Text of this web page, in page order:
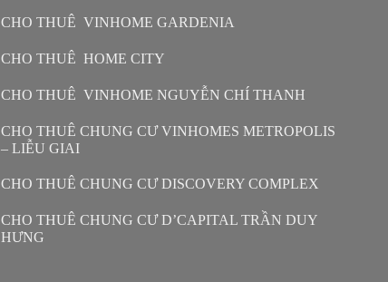
CHO THUÊ VINHOME GARDENIA
CHO THUÊ HOME CITY
CHO THUÊ VINHOME NGUYỄN CHÍ THANH
CHO THUÊ CHUNG CƯ VINHOMES METROPOLIS
– LIỄU GIAI
CHO THUÊ CHUNG CƯ DISCOVERY COMPLEX
CHO THUÊ CHUNG CƯ D’CAPITAL TRẦN DUY
HƯNG